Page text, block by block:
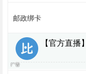
邮政绑卡
【官方直